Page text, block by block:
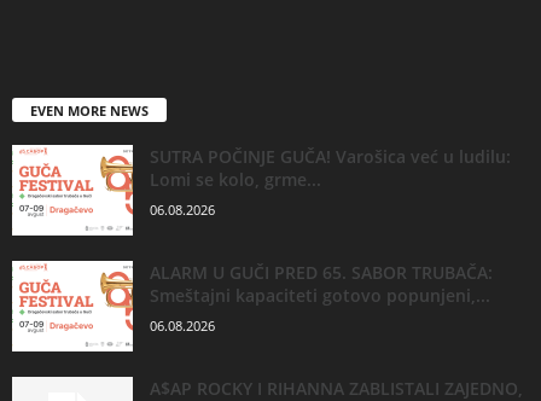
EVEN MORE NEWS
SUTRA POČINJE GUČA! Varošica već u ludilu:
Lomi se kolo, grme...
06.08.2026
ALARM U GUČI PRED 65. SABOR TRUBAČA:
Smeštajni kapaciteti gotovo popunjeni,...
06.08.2026
A$AP ROCKY I RIHANNA ZABLISTALI ZAJEDNO,